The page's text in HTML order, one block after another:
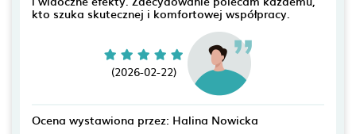
kto szuka skutecznej i komfortowej współpracy.
(2026-02-22)
Ocena wystawiona przez: Halina Nowicka